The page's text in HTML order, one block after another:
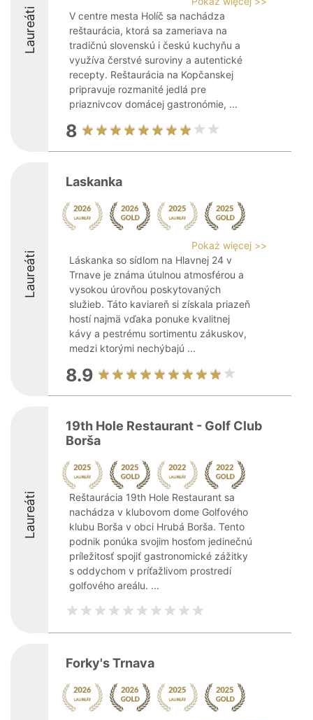
Laureáti
V centre mesta Holíč sa nachádza
reštaurácia, ktorá sa zameriava na
tradičnú slovenskú i českú kuchyňu a
využíva čerstvé suroviny a autentické
recepty. Reštaurácia na Kopčanskej
pripravuje rozmanité jedlá pre
priaznivcov domácej gastronómie, ...
8
Laureáti
Laskanka
Pokaż więcej >>
Láskanka so sídlom na Hlavnej 24 v
Trnave je známa útulnou atmosférou a
vysokou úrovňou poskytovaných
služieb. Táto kaviareň si získala priazeň
hostí najmä vďaka ponuke kvalitnej
kávy a pestrému sortimentu zákuskov,
medzi ktorými nechýbajú ...
8.9
Laureáti
19th Hole Restaurant - Golf Club
Borša
Reštaurácia 19th Hole Restaurant sa
nachádza v klubovom dome Golfového
klubu Borša v obci Hrubá Borša. Tento
podnik ponúka svojim hosťom jedinečnú
príležitosť spojiť gastronomické zážitky
s oddychom v príťažlivom prostredí
golfového areálu. ...
Forky's Trnava